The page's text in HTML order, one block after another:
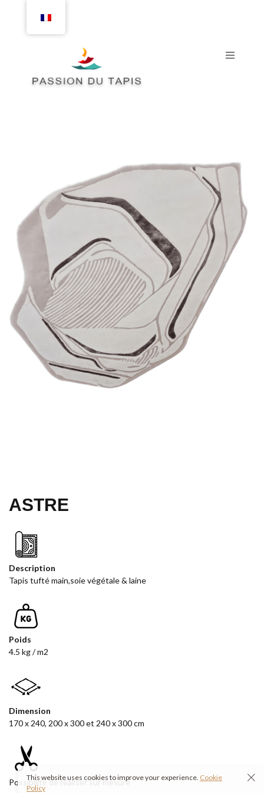
ASTRE
Description
Tapis tufté main,soie végétale & laine
Poids
4.5 kg / m2
Dimension
170 x 240, 200 x 300 et 240 x 300 cm
Possibilité de réaliser sur mesure
This website uses cookies to improve your experience. Cookie
Policy